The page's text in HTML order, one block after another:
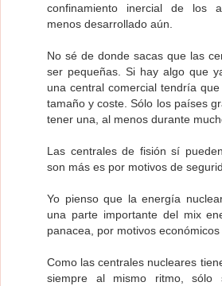
confinamiento inercial de los
menos desarrollado aún.
No sé de donde sacas que las
ser pequeñas. Si hay algo que
una central comercial tendría
tamaño y coste. Sólo los países
tener una, al menos durante
Las centrales de fisión sí
son más es por motivos de
Yo pienso que la energía
una parte importante del mix
panacea, por motivos
Como las centrales nucleares
siempre al mismo ritmo, sólo